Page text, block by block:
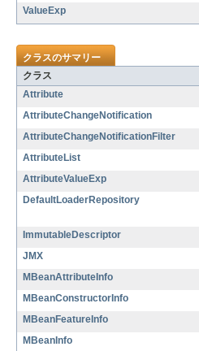
ValueExp
クラスのサマリー
クラス
Attribute
AttributeChangeNotification
AttributeChangeNotificationFilter
AttributeList
AttributeValueExp
DefaultLoaderRepository
ImmutableDescriptor
JMX
MBeanAttributeInfo
MBeanConstructorInfo
MBeanFeatureInfo
MBeanInfo